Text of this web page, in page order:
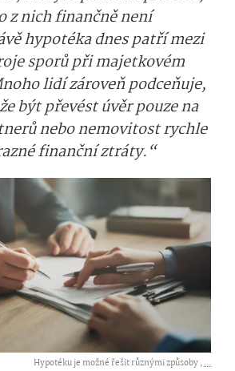
z nich finančně není
hypotéka dnes patří mezi
sporů při majetkovém
lidí zároveň podceňuje,
být převést úvěr pouze na
nebo nemovitost rychle
finanční ztráty.“
Hypotéku je možné řešit různými způsoby ,...